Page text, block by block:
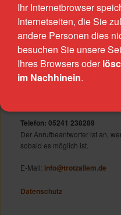
13.00 Uhr – 18.00 Uhr
Mittwoch & Donnerstag
9.00 Uhr – 13.00 Uhr
Unter den Ulmen 8
33330 Gütersloh
Telefon: 05241 238289
Der Anrufbeantworter ist an,
sobald es möglich ist.
E-Mail: info@trotzallem.de
Datenschutz
Ihr Internetbrowser
Internetseiten, die Sie
andere Personen dies
besuchen Sie unsere
Ihres Browsers oder
im Nachhinein.